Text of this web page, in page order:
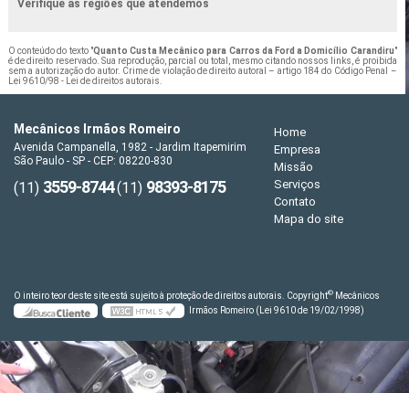
Verifique as regiões que atendemos
O conteúdo do texto "Quanto Custa Mecânico para Carros da Ford a Domicílio Carandiru"
é de direito reservado. Sua reprodução, parcial ou total, mesmo citando nossos links, é proibida
sem a autorização do autor. Crime de violação de direito autoral – artigo 184 do Código Penal –
Lei 9610/98 - Lei de direitos autorais.
Mecânicos Irmãos Romeiro
Avenida Campanella, 1982 - Jardim Itapemirim
São Paulo - SP - CEP: 08220-830
(11) 3559-8744(11) 98393-8175
Home
Empresa
Missão
Serviços
Contato
Mapa do site
O inteiro teor deste site está sujeito à proteção de direitos autorais. Copyright© Mecânicos
Irmãos Romeiro (Lei 9610 de 19/02/1998)